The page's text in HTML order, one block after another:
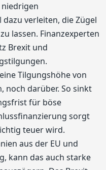
verleiten, die Zügel
lassen. Finanzexperten
Brexit und
Tilgungshöhe von
noch darüber. So sinkt
für böse
sorgt
teuer wird.
aus der EU und
kann das auch starke